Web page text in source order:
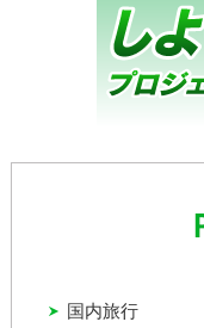
国内旅行